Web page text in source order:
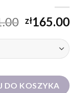
zł165.00
DO KOSZYKA